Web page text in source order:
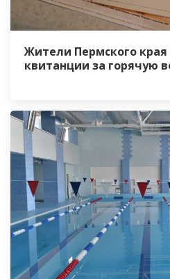
Жители Пермского
квитанции за горячую